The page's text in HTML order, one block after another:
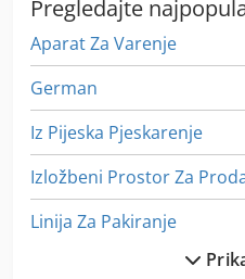
Pregledajte
Aparat Za Varenje
German
Iz Pijeska Pjeskarenje
Izložbeni Prostor Za
Linija Za Pakiranje
Masina Za Proizvodnju